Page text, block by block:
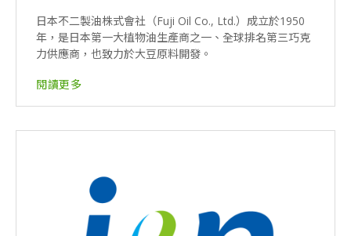
日本不二製油株式會社（Fuji Oil Co., Ltd.）成立於1950
年，是日本第一大植物油生產商之一、全球排名第三巧克
力供應商，也致力於大豆原料開發。
閱讀更多